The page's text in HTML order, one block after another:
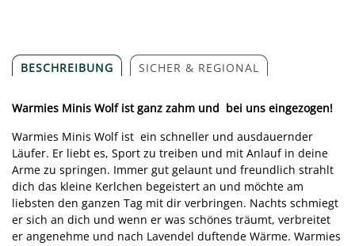
BESCHREIBUNG SICHER & REGIONAL
Warmies Minis Wolf ist ganz zahm und bei uns eingezogen!
Warmies Minis Wolf ist ein schneller und ausdauernder
Läufer. Er liebt es, Sport zu treiben und mit Anlauf in deine
Arme zu springen. Immer gut gelaunt und freundlich strahlt
dich das kleine Kerlchen begeistert an und möchte am
liebsten den ganzen Tag mit dir verbringen. Nachts schmiegt
er sich an dich und wenn er was schönes träumt, verbreitet
er angenehme und nach Lavendel duftende Wärme. Warmies